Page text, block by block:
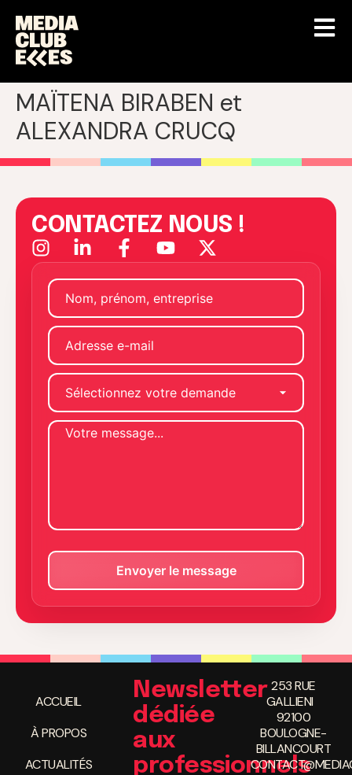
MAÏTENA BIRABEN et
ALEXANDRA CRUCQ
CONTACTEZ NOUS !
ACCUEIL
À PROPOS
ACTUALITÉS
Newsletter
dédiée
aux
professionnels
253 RUE
GALLIENI
92100
BOULOGNE-
BILLANCOURT